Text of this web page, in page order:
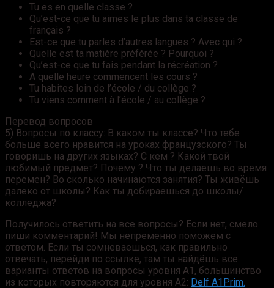
Tu es en quelle classe ?
Qu’est-ce que tu aimes le plus dans ta classe de
français ?
Est-ce que tu parles d’autres langues ? Avec qui ?
Quelle est ta matière préférée ? Pourquoi ?
Qu’est-ce que tu fais pendant la récréation ?
A quelle heure commencent les cours ?
Tu habites loin de l’école / du collège ?
Tu viens comment à l’école / au collège ?
Перевод вопросов
5) Вопросы по классу: В каком ты классе? Что тебе
больше всего нравится на уроках французского? Ты
говоришь на других языках? С кем ? Какой твой
любимый предмет? Почему ? Что ты делаешь во время
перемен? Во сколько начинаются занятия? Ты живёшь
далеко от школы? Как ты добираешься до школы/
колледжа?
Получилось ответить на все вопросы? Если нет, смело
пиши комментарий! Мы непременно поможем с
ответом. Если ты сомневаешься, как правильно
отвечать, перейди по ссылке, там ты найдёшь все
варианты ответов на вопросы уровня А1, большинство
из которых повторяются для уровня А2: Delf A1Prim.